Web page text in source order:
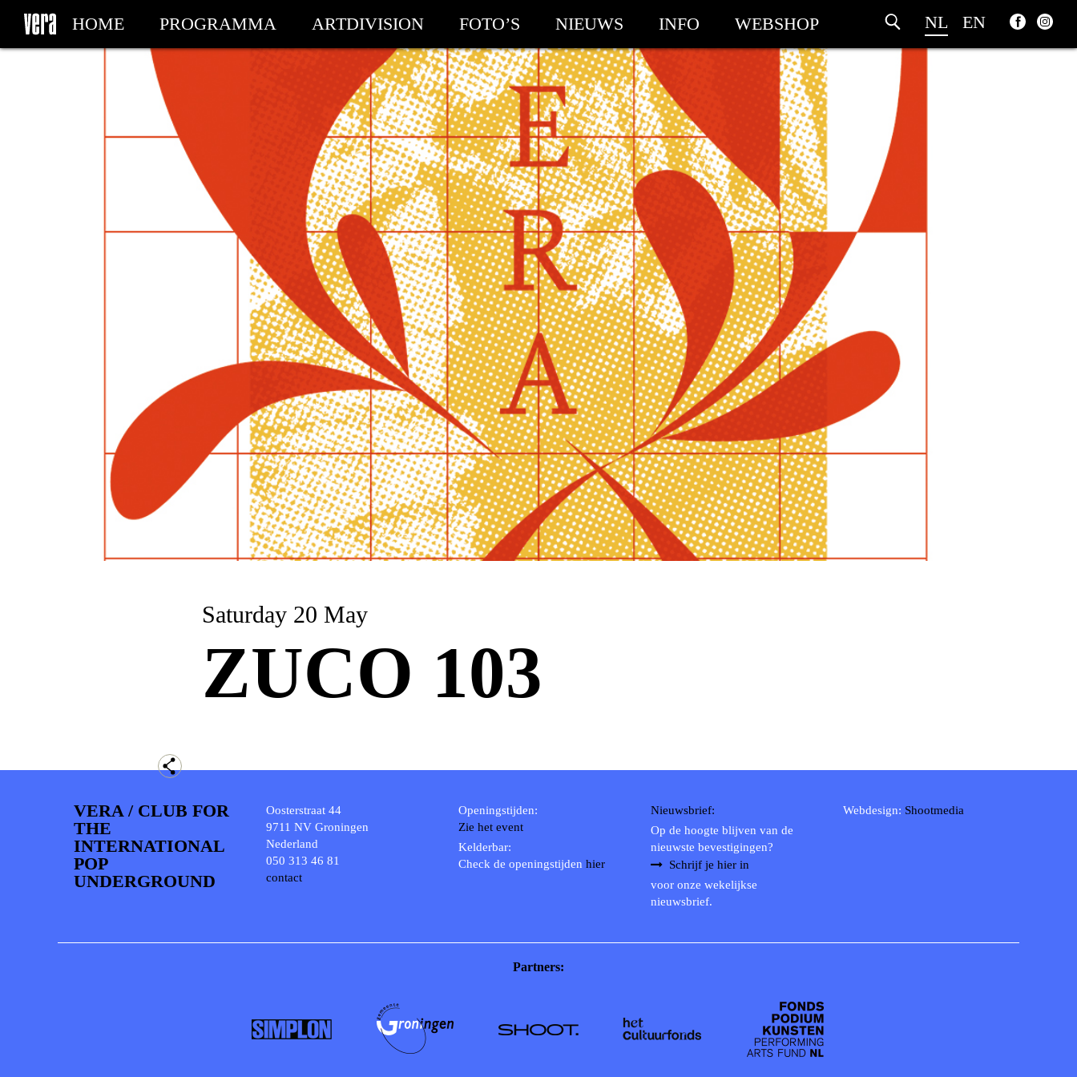
NL EN
HOME PROGRAMMA ARTDIVISION FOTO’S NIEUWS INFO WEBSHOP
MIJN TICKETS
Saturday 20 May
ZUCO 103
VERA / CLUB FOR
THE
INTERNATIONAL
POP
UNDERGROUND
Oosterstraat 44
9711 NV Groningen
Nederland
050 313 46 81
contact
Openingstijden:
Zie het event
Kelderbar:
Check de openingstijden hier
Nieuwsbrief:
Op de hoogte blijven van de
nieuwste bevestigingen?
Schrijf je hier in
voor onze wekelijkse
nieuwsbrief.
Webdesign: Shootmedia
Partners: